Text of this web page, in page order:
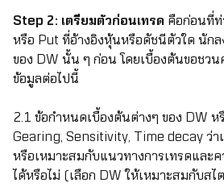
Step 2: เตรียมตัวก่อนเทรด คือก่อนที่
หรือ Put ที่อ้างอิงหุ้นหรือดัชนีตัวใด นัก
ของ DW นั้น ๆ ก่อน โดยเบื้องต้นขอชว
ข้อมูลต่อไปนี้
2.1 ข้อกำหนดเบื้องต้นต่างๆ ของ DW ห
Gearing, Sensitivity, Time decay ว่
หรือเหมาะสมกับแนวทางการเทรดและ
ได้หรือไม่ (เลือก DW ให้เหมาะสมกับส